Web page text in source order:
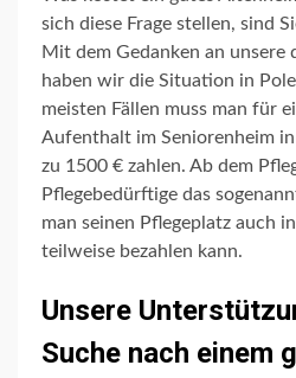
sich diese Frage stellen, sind
Mit dem Gedanken an unsere
haben wir die Situation in
meisten Fällen muss man für
Aufenthalt im Seniorenheim
zu 1500 € zahlen. Ab dem
Pflegebedürftige das
man seinen Pflegeplatz auch
teilweise bezahlen kann.
Unsere
Suche nach einem